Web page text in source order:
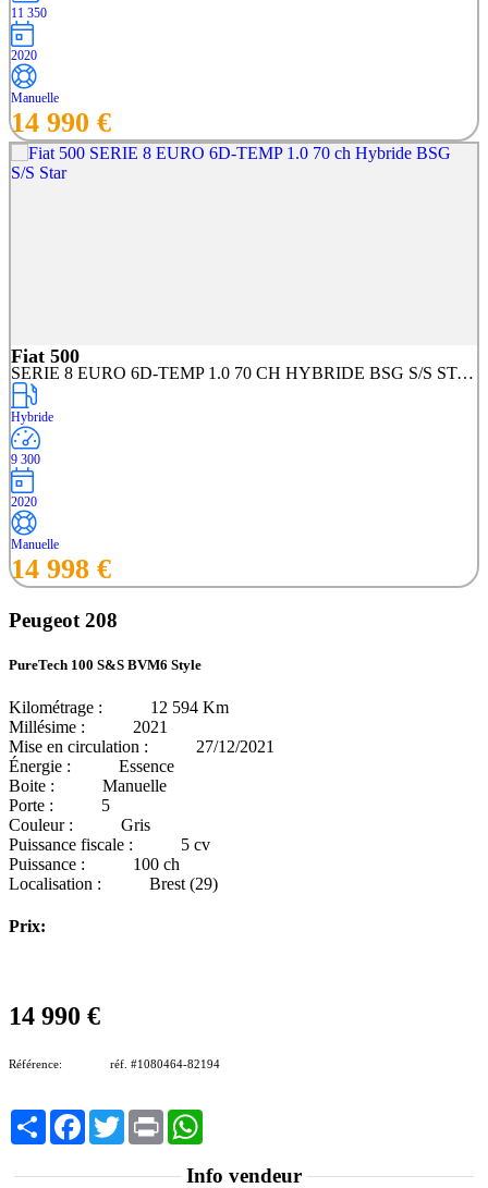
11 350
2020
Manuelle
14 990 €
Fiat 500
SERIE 8 EURO 6D-TEMP 1.0 70 CH HYBRIDE BSG S/S STAR
Hybride
9 300
2020
Manuelle
14 998 €
Peugeot 208
PureTech 100 S&S BVM6 Style
Kilométrage :
12 594 Km
Millésime :
2021
Mise en circulation :
27/12/2021
Énergie :
Essence
Boite :
Manuelle
Porte :
5
Couleur :
Gris
Puissance fiscale :
5 cv
Puissance :
100 ch
Localisation :
Brest (29)
Prix:
14 990 €
Référence: réf. #1080464-82194
PartagerFacebook
TwitterPrint
Info vendeur